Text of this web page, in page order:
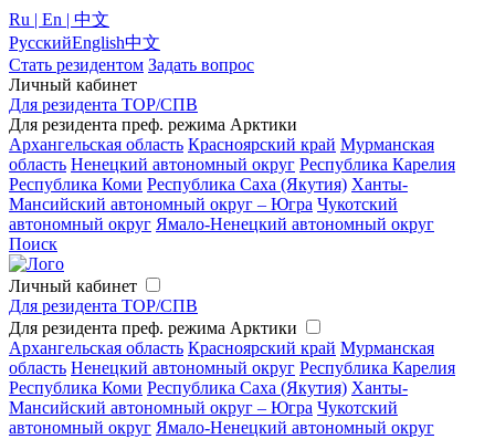
Ru | En | 中文
РусскийEnglish中文
Стать резидентом Задать вопрос
Личный кабинет
Для резидента ТОР/СПВ
Для резидента преф. режима Арктики
Архангельская область Красноярский край Мурманская
область Ненецкий автономный округ Республика Карелия
Республика Коми Республика Саха (Якутия) Ханты-
Мансийский автономный округ – Югра Чукотский
автономный округ Ямало-Ненецкий автономный округ
Поиск
Личный кабинет
Для резидента ТОР/СПВ
Для резидента преф. режима Арктики
Архангельская область Красноярский край Мурманская
область Ненецкий автономный округ Республика Карелия
Республика Коми Республика Саха (Якутия) Ханты-
Мансийский автономный округ – Югра Чукотский
автономный округ Ямало-Ненецкий автономный округ